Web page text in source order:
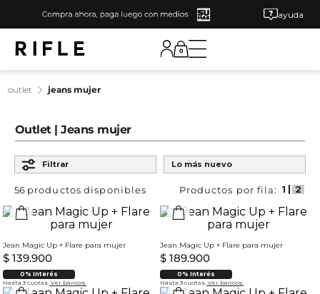
ayuda
0
outlet jeans mujer
Outlet | Jeans mujer
Filtrar
Lo más nuevo
56 productos
Jean Magic Up + Flare para mujer
$ 139.900
0% Interés
Hasta 3 cuotas. Ver bancos.
Jean Magic Up + Flare para mujer
$ 189.900
0% Interés
Hasta 3 cuotas. Ver bancos.